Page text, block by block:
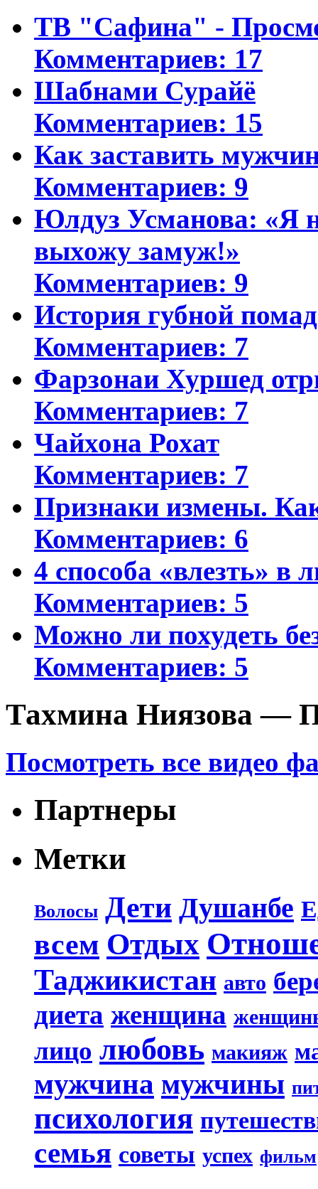
ТВ "Сафина" -
Комментариев: 17
Шабнами Сурайё
Комментариев: 15
Как заставить
Комментариев: 9
Юлдуз Усманова: «Я
выхожу замуж!»
Комментариев: 9
История губной
Комментариев: 7
Фарзонаи Хуршед
Комментариев: 7
Чайхона Рохат
Комментариев: 7
Признаки измены.
Комментариев: 6
4 способа «влезть» в
Комментариев: 5
Можно ли похудеть
Комментариев: 5
Тахмина Ниязова —
Посмотреть все видео
Партнеры
Метки
Волосы Дети Душанбе
всем Отдых
Таджикистан авто
диета женщина
лицо любовь макияж
мужчина мужчины
психология
семья советы успех фильм